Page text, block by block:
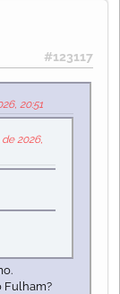
#123117
20:51
2026,
Fulham?